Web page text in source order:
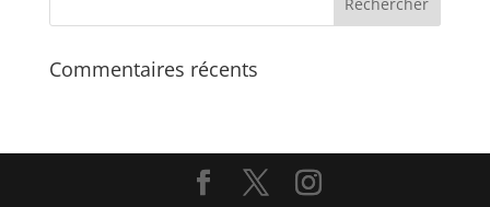
Commentaires récents